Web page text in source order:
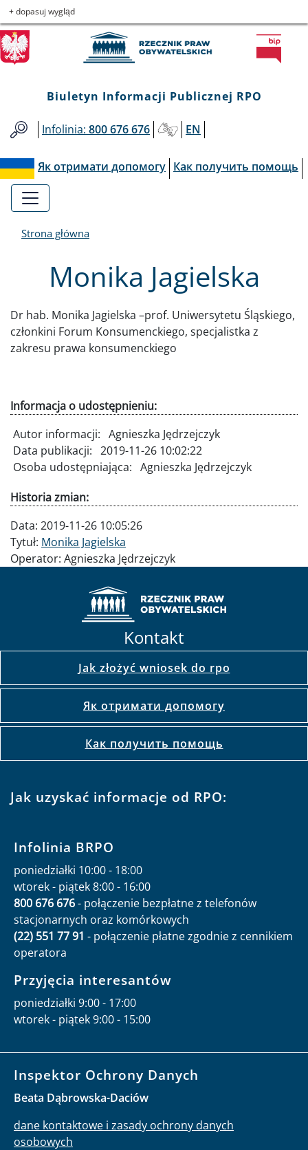
Przejdź
do
menu
głównego
Przejdź
do
treści
Przejdź
to
informacji
o
Przejdź
do
mapy
serwisu
Biuletyn
Informacji
Publicznej
RPO
+ dopasuj wygląd
Biuletyn Informacji Publicznej RPO
Infolinia: 800 676 676 EN
Як отримати допомогу Как получить помощь
Strona główna
Monika Jagielska
Dr hab. Monika Jagielska –prof. Uniwersytetu Śląskiego,
członkini Forum Konsumenckiego, specjalistka z
zakresu prawa konsumenckiego
Informacja o udostępnieniu:
Autor informacji: Agnieszka Jędrzejczyk
Data publikacji: 2019-11-26 10:02:22
Osoba udostępniająca: Agnieszka Jędrzejczyk
Historia zmian:
Data: 2019-11-26 10:05:26
Tytuł: Monika Jagielska
Operator: Agnieszka Jędrzejczyk
Kontakt
Jak złożyć wniosek do rpo
Як отримати допомогу
Как получить помощь
Jak uzyskać informacje od RPO:
Infolinia BRPO
poniedziałki 10:00 - 18:00
wtorek - piątek 8:00 - 16:00
800 676 676- połączenie bezpłatne z telefonów
stacjonarnych oraz komórkowych
(22) 551 77 91 - połączenie płatne zgodnie z cennikiem
operatora
Przyjęcia interesantów
poniedziałki 9:00 - 17:00
wtorek - piątek 9:00 - 15:00
Inspektor Ochrony Danych
Beata Dąbrowska-Daciów
dane kontaktowe i zasady ochrony danych
osobowych